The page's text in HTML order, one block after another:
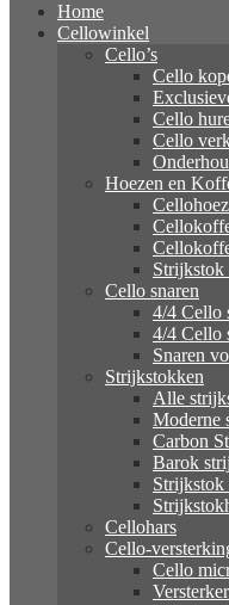
Home
Cellowinkel
Cello’s
Cello
Cello
Cello
Hoezen en
Strijkstok
Cello snaren
4/4 Cello
4/4 Cello
Snaren
Strijkstokken
Alle
Moderne
Carbon
Barok
Strijkstok
Cellohars
Cello-
Cello